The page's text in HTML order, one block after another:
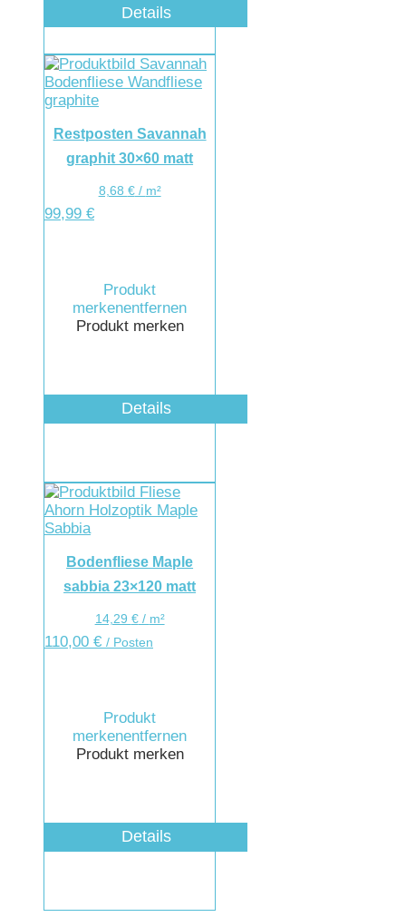
Details
Restposten Savannah
graphit 30×60 matt
8,68 €/ m²
99,99 €
Produkt
merkenentfernen
Produkt merken
Details
Bodenfliese Maple
sabbia 23×120 matt
14,29 €/ m²
110,00 € / Posten
Produkt
merkenentfernen
Produkt merken
Details